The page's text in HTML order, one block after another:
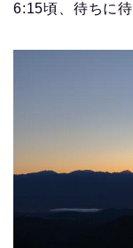
6:15頃、待ちに